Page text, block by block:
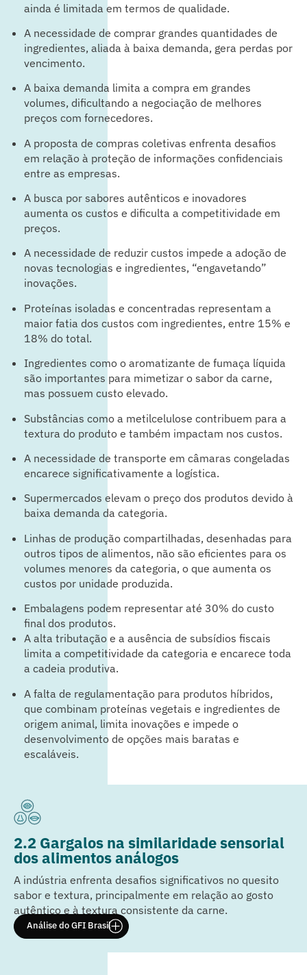
ainda é limitada em termos de qualidade.
A necessidade de comprar grandes quantidades de
ingredientes, aliada à baixa demanda, gera perdas por
vencimento.
A baixa demanda limita a compra em grandes
volumes, dificultando a negociação de melhores
preços com fornecedores.
A proposta de compras coletivas enfrenta desafios
em relação à proteção de informações confidenciais
entre as empresas.
A busca por sabores autênticos e inovadores
aumenta os custos e dificulta a competitividade em
preços.
A necessidade de reduzir custos impede a adoção de
novas tecnologias e ingredientes, “engavetando”
inovações.
Proteínas isoladas e concentradas representam a
maior fatia dos custos com ingredientes, entre 15% e
18% do total.
Ingredientes como o aromatizante de fumaça líquida
são importantes para mimetizar o sabor da carne,
mas possuem custo elevado.
Substâncias como a metilcelulose contribuem para a
textura do produto e também impactam nos custos.
A necessidade de transporte em câmaras congeladas
encarece significativamente a logística.
Supermercados elevam o preço dos produtos devido à
baixa demanda da categoria.
Linhas de produção compartilhadas, desenhadas para
outros tipos de alimentos, não são eficientes para os
volumes menores da categoria, o que aumenta os
custos por unidade produzida.
Embalagens podem representar até 30% do custo
final dos produtos.
A alta tributação e a ausência de subsídios fiscais
limita a competitividade da categoria e encarece toda
a cadeia produtiva.
A falta de regulamentação para produtos híbridos,
que combinam proteínas vegetais e ingredientes de
origem animal, limita inovações e impede o
desenvolvimento de opções mais baratas e
escaláveis.
2.2 Gargalos na similaridade sensorial
dos alimentos análogos
A indústria enfrenta desafios significativos no quesito
sabor e textura, principalmente em relação ao gosto
autêntico e à textura consistente da carne.
Análise do GFI Brasil